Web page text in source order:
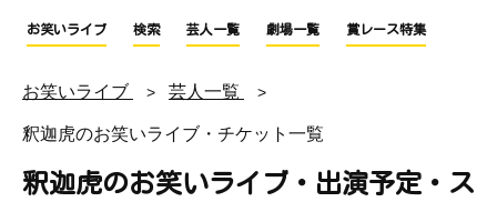
お笑いライブ 検索 芸人一覧 劇場一覧 賞レース特集
お笑いライブ 芸人一覧
釈迦虎のお笑いライブ・チケット一覧
釈迦虎のお笑いライブ・出演予定・ス